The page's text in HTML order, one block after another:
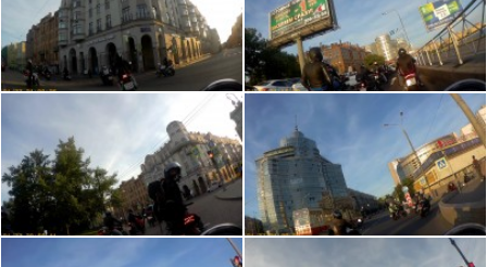
Собираемся с 20:00 в Александровском парке, у
кино-центра «Великан Парк» (специальная
парковка для мотоциклов, точка отмечена на
карте ниже), знакомимся, стартуем примерно в
20:30. Цель и маршрут будет объявлен на месте
сбора. Учимся или вспоминаем как ездить без
отсечки, колонной в шахматном порядке (будет
краткий инструктаж).